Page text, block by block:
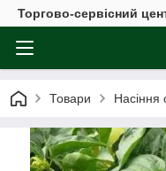
Торгово-сервісний
Товари Насіння